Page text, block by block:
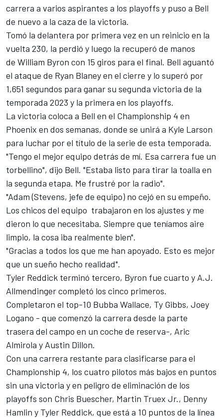
carrera a varios aspirantes a los playoffs y puso a Bell
de nuevo a la caza de la victoria.
Tomó la delantera por primera vez en un reinicio en la
vuelta 230, la perdió y luego la recuperó de manos
de William Byron con 15 giros para el final. Bell aguantó
el ataque de Ryan Blaneyen el cierre y lo superó por
1,651 segundos para ganar su segunda victoria de la
temporada 2023 y la primera en los playoffs.
La victoria coloca a Bell en el Championship 4 en
Phoenix en dos semanas, donde se unirá a Kyle Larson
para luchar por el título de la serie de esta temporada.
"Tengo el mejor equipo detrás de mí. Esa carrera fue un
torbellino", dijo Bell. "Estaba listo para tirar la toalla en
la segunda etapa. Me frustré por la radio".
"Adam (Stevens, jefe de equipo) no cejó en su empeño.
Los chicos del equipo trabajaron en los ajustes y me
dieron lo que necesitaba. Siempre que teníamos aire
limpio, la cosa iba realmente bien".
"Gracias a todos los que me han apoyado. Esto es mejor
que un sueño hecho realidad".
Tyler Reddick terminó tercero, Byron fue cuarto y A.J.
Allmendingercompletó los cinco primeros.
Completaron el top-10 Bubba Wallace, Ty Gibbs, Joey
Logano - que comenzó la carrera desde la parte
trasera del campo en un coche de reserva-, Aric
Almirola y Austin Dillon.
Con una carrera restante para clasificarse para el
Championship 4, los cuatro pilotos más bajos en puntos
sin una victoria y en peligro de eliminación de los
playoffs son Chris Buescher, Martin Truex Jr., Denny
Hamlin y Tyler Reddick, que está a 10 puntos de la línea